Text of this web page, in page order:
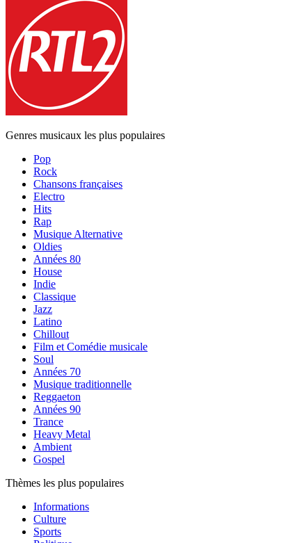
Genres musicaux les plus populaires
Pop
Rock
Chansons françaises
Electro
Hits
Rap
Musique Alternative
Oldies
Années 80
House
Indie
Classique
Jazz
Latino
Chillout
Film et Comédie musicale
Soul
Années 70
Musique traditionnelle
Reggaeton
Années 90
Trance
Heavy Metal
Ambient
Gospel
Thèmes les plus populaires
Informations
Culture
Sports